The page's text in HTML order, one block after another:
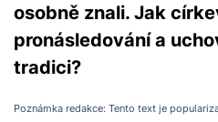
osobně znali. Jak
pronásledování a
tradici?
Poznámka redakce: Tento text je